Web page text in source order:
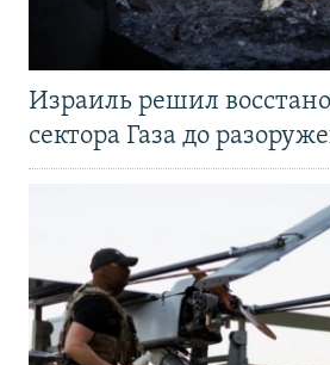
Израиль решил
сектора Газа до